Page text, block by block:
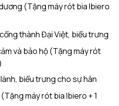
(Tặng máy rót bia Ibiero
thành Đại Việt, biểu trưng
và bảo hộ (Tặng máy rót
biểu trưng cho sự hân
máy rót bia Ibiero + 1